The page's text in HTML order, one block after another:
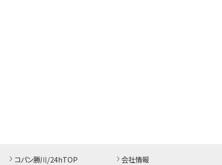
コパン勝川/24hTOP
会社情報